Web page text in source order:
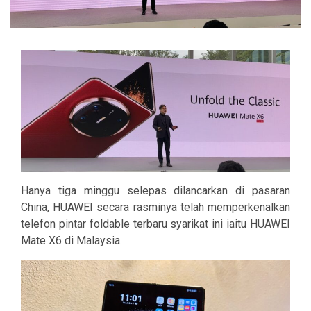
Hanya tiga minggu selepas dilancarkan di pasaran
China, HUAWEI secara rasminya telah memperkenalkan
telefon pintar foldable terbaru syarikat ini iaitu HUAWEI
Mate X6 di Malaysia.